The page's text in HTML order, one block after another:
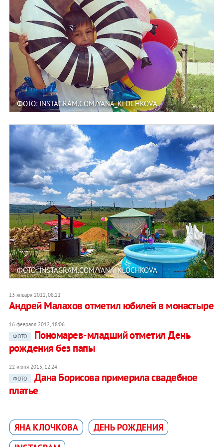
ФОТО: INSTAGRAM.COM/YANA_KLOCHKOVA
ФОТО: INSTAGRAM.COM/YANA_KLOCHKOVA
13 января 2012, 08:21
Андрей Малахов отметил юбилей в монастыре
16 февраля 2012, 18:06
ФОТО
Пономарев-младший отметил День
рождения без папы
22 июня 2015, 12:24
ФОТО
Дана Борисова примерила свадебное
платье
ЯНА КЛОЧКОВА
ДЕНЬ РОЖДЕНИЯ